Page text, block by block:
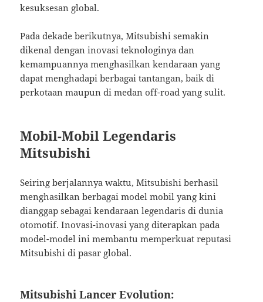
kesuksesan global.
Pada dekade berikutnya, Mitsubishi semakin
dikenal dengan inovasi teknologinya dan
kemampuannya menghasilkan kendaraan yang
dapat menghadapi berbagai tantangan, baik di
perkotaan maupun di medan off-road yang sulit.
Mobil-Mobil Legendaris
Mitsubishi
Seiring berjalannya waktu, Mitsubishi berhasil
menghasilkan berbagai model mobil yang kini
dianggap sebagai kendaraan legendaris di dunia
otomotif. Inovasi-inovasi yang diterapkan pada
model-model ini membantu memperkuat reputasi
Mitsubishi di pasar global.
Mitsubishi Lancer Evolution: